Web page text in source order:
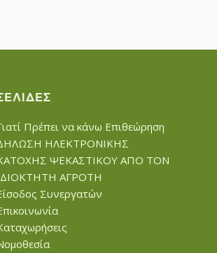
Πρέπει να κάνω Επιθεώρηση
ΗΛΕΚΤΡΟΝΙΚΗΣ
ΨΕΚΑΣΤΙΚΟΥ ΑΠΟ ΤΟΝ
ΑΓΡΟΤΗ
Συνεργατών